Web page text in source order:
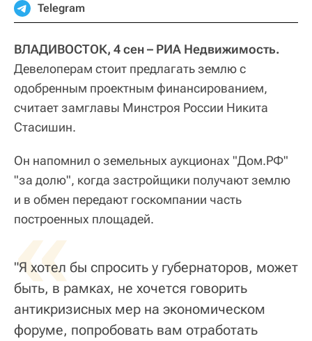
Telegram
ВЛАДИВОСТОК, 4 сен – РИА Недвижимость.
Девелоперам стоит предлагать землю с
одобренным проектным финансированием,
считает замглавы Минстроя России Никита
Стасишин.
Он напомнил о земельных аукционах "Дом.РФ"
"за долю", когда застройщики получают землю
и в обмен передают госкомпании часть
построенных площадей.
«
"Я хотел бы спросить у губернаторов, может
быть, в рамках, не хочется говорить
антикризисных мер на экономическом
форуме, попробовать вам отработать